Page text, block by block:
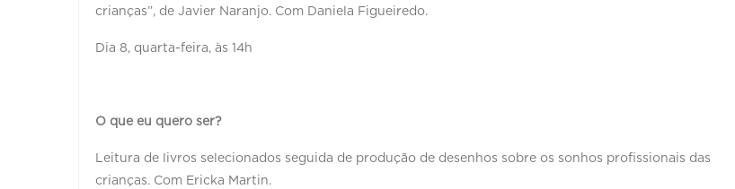
crianças”, de Javier Naranjo. Com Daniela Figueiredo.
Dia 8, quarta-feira, às 14h
O que eu quero ser?
Leitura de livros selecionados seguida de produção de desenhos sobre os sonhos profissionais das
crianças. Com Ericka Martin.